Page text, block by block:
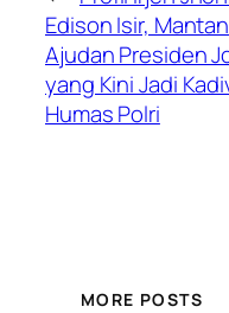
Edison Isir, Mantan
Ajudan Presiden
yang Kini Jadi
Humas Polri
MORE POSTS